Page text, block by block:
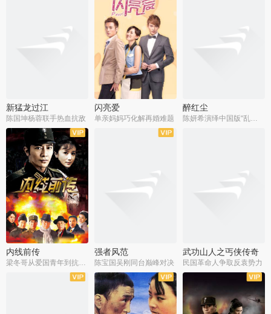
新猛龙过江
陈国坤杨蓉联手热血抗敌
闪亮爱
单亲妈妈巧化解再婚难题
醉红尘
陈妍希演绎中国版“乱世佳人”
全30集
内线前传 强者风范
陈宝国吴刚同台巅峰对决
武功山人之丐侠传奇
民国革命人争取反袁势力
全9集 全35集